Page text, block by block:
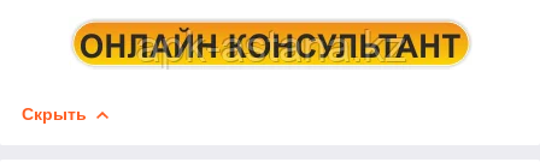
Скрыть